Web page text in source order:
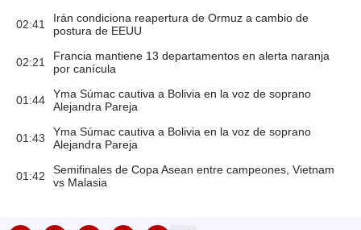
02:41
Irán condiciona reapertura de Ormuz a cambio de
postura de EEUU
02:21
Francia mantiene 13 departamentos en alerta naranja
por canícula
01:44
Yma Súmac cautiva a Bolivia en la voz de soprano
Alejandra Pareja
01:43
Yma Súmac cautiva a Bolivia en la voz de soprano
Alejandra Pareja
01:42
Semifinales de Copa Asean entre campeones, Vietnam
vs Malasia